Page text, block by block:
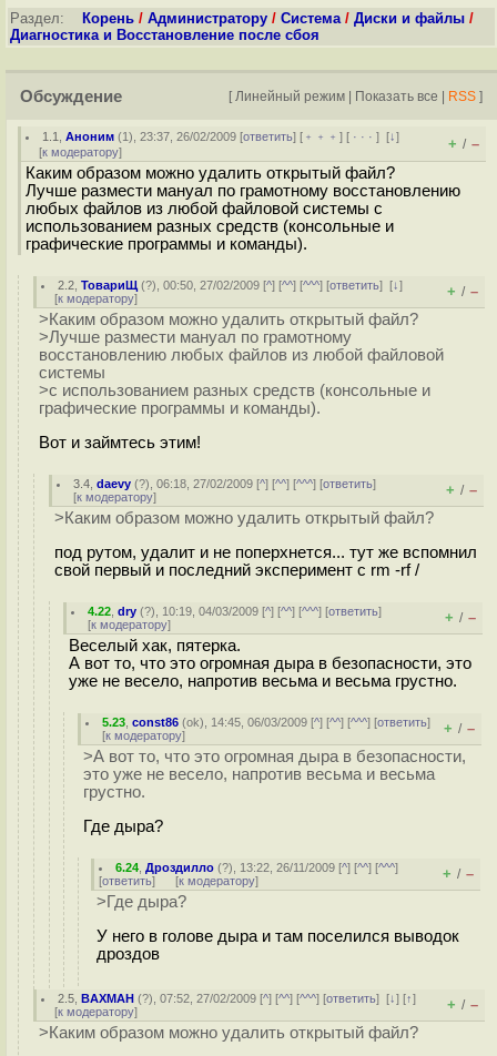
Раздел: Корень / Администратору / Система/ Диски и файлы /
Диагностика и Восстановление после сбоя
Обсуждение [ Линейный режим | Показать все | RSS ]
1.1 ,Аноним (1), 23:37, 26/02/2009 [ответить] [ ﹢﹢﹢] [ · · ·][↓]
[к модератору] + / –
Каким образом можно удалить открытый файл?
Лучше размести мануал по грамотному восстановлению
любых файлов из любой файловой системы с
использованием разных средств (консольные и
графические программы и команды).
2.2 ,ТовариЩ (?), 00:50, 27/02/2009 [^] [^^] [^^^] [ответить][↓]
[к модератору] + / –
>Каким образом можно удалить открытый файл?
>Лучше размести мануал по грамотному
восстановлению любых файлов из любой файловой
системы
>с использованием разных средств (консольные и
графические программы и команды).
Вот и займтесь этим!
3.4 ,daevy (?), 06:18, 27/02/2009 [^] [^^] [^^^] [ответить]
[к модератору] + / –
>Каким образом можно удалить открытый файл?
под рутом, удалит и не поперхнется... тут же вспомнил
свой первый и последний эксперимент с rm -rf /
4.22 ,dry (?), 10:19, 04/03/2009 [^] [^^] [^^^] [ответить]
[к модератору] + / –
Веселый хак, пятерка.
А вот то, что это огромная дыра в безопасности, это
уже не весело, напротив весьма и весьма грустно.
5.23 ,const86 (ok), 14:45, 06/03/2009 [^] [^^] [^^^] [ответить]
[к модератору] + / –
>А вот то, что это огромная дыра в безопасности,
это уже не весело, напротив весьма и весьма
грустно.
Где дыра?
6.24 ,Дроздилло (?), 13:22, 26/11/2009 [^] [^^] [^^^]
[ответить] [к модератору] + / –
>Где дыра?
У него в голове дыра и там поселился выводок
дроздов
2.5 ,BAXMAH (?), 07:52, 27/02/2009 [^] [^^] [^^^] [ответить][↓] [↑]
[к модератору] + / –
>Каким образом можно удалить открытый файл?